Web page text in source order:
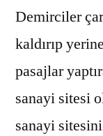
Demirciler
kaldırıp
pasajlar
sanayi sitesi
sanayi